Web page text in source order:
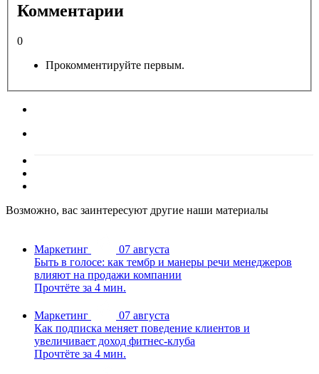
Комментарии
0
Прокомментируйте первым.
Возможно, вас заинтересуют другие наши материалы
Маркетинг
07 августа
Быть в голосе: как тембр и манеры речи менеджеров
влияют на продажи компании
Прочтёте за 4 мин.
Маркетинг
07 августа
Как подписка меняет поведение клиентов и
увеличивает доход фитнес-клуба
Прочтёте за 4 мин.